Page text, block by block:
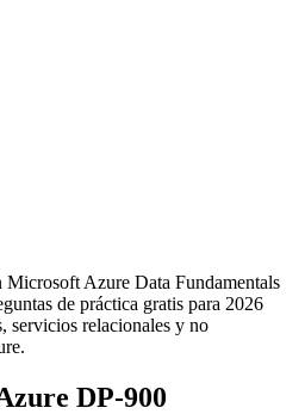
Microsoft Azure Data Fundamentals
de práctica gratis para 2026
servicios relacionales y no
DP-900